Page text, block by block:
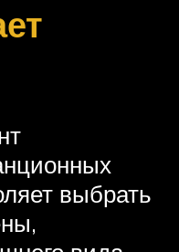
выбрать